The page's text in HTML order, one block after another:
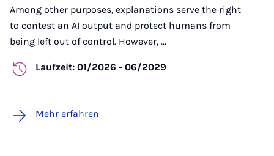
Among other purposes, explanations serve the right
to contest an AI output and protect humans from
being left out of control. However, ...
Laufzeit: 01/2026 - 06/2029
Mehr erfahren